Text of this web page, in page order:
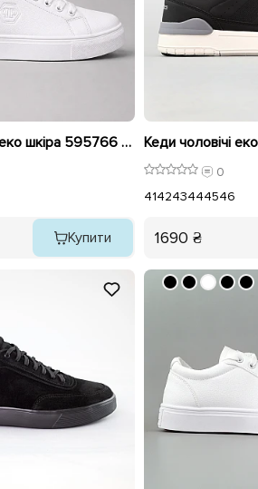
Кеди чоловічі еко шкіра 595766 Білі
Купити
0
414243444546
1690 ₴